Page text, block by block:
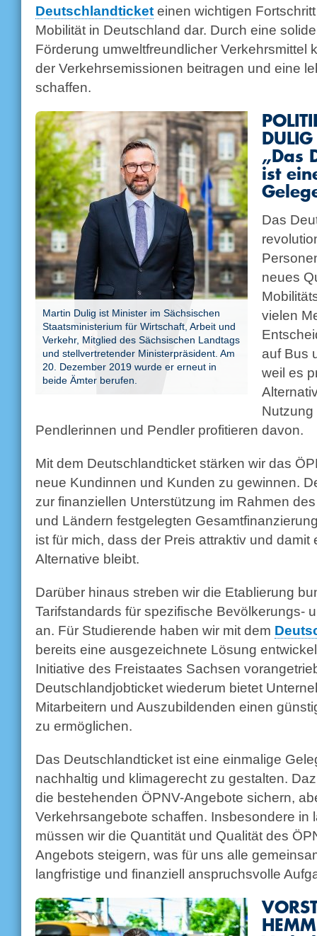
Deutschlandticket einen wichtigen
Mobilität in Deutschland dar. Durch eine
Förderung umweltfreundlicher Verkehrsmittel
der Verkehrsemissionen beitragen und eine
schaffen.
Martin Dulig ist Minister im Sächsischen
Staatsministerium für Wirtschaft, Arbeit und
Verkehr, Mitglied des Sächsischen Landtags
und stellvertretender Ministerpräsident. Am
20. Dezember 2019 wurde er erneut in
beide Ämter berufen.
„Das
ist
Das
neues
vielen
auf Bus
weil es
Pendlerinnen und Pendler profitieren davon.
Mit dem Deutschlandticket stärken wir das
neue Kundinnen und Kunden zu gewinnen.
zur finanziellen Unterstützung im Rahmen
und Ländern festgelegten
ist für mich, dass der Preis attraktiv und damit
Alternative bleibt.
Darüber hinaus streben wir die Etablierung
Tarifstandards für spezifische Bevölkerungs-
an. Für Studierende haben wir mit dem
bereits eine ausgezeichnete Lösung
Initiative des Freistaates Sachsen
Deutschlandjobticket wiederum bietet
Mitarbeitern und Auszubildenden einen
zu ermöglichen.
Das Deutschlandticket ist eine einmalige
nachhaltig und klimagerecht zu gestalten.
die bestehenden ÖPNV-Angebote sichern,
Verkehrsangebote schaffen. Insbesondere in
müssen wir die Quantität und Qualität des
Angebots steigern, was für uns alle
langfristige und finanziell anspruchsvolle